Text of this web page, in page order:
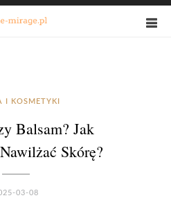
I KOSMETYKI
Balsam? Jak
Skórę?
03-08